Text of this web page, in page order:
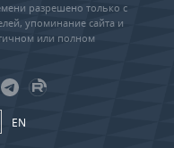
разрешено только с
упоминание сайта и
или полном
EN